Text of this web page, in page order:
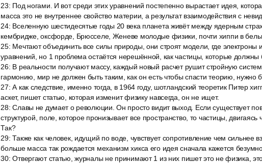
23: Под ногами. И вот среди этих уравнений постепенно вырастает идея,
масса это не внутреннее свойство материи, а результат взаимодействия с
24: Вселенную шестидесятые годы 20 века планета живёт между ядерным
кембридже, оксфорде, Брюсселе, Женеве молодые физики, почти хиппи в
25: Мечтают объединить все силы природы, они строят модели, где электроны
уравнений, но 1 проблема остаётся нерешённой, как частицы, которые должны
26: В реальности получают массу, каждый новый расчет рушит стройную
гармонию, мир не должен быть таким, как он есть чтобы спасти теорию, нужно
27:А как следствие, именно тогда, в 1964 году, шотландский теоретик Питер
аскет, пишет статью, которая изменит физику навсегда, он не ищет.
28:Славы не думает о революции. Он просто видит выход. Если существует
структурой, поле, которое пронизывает все пространство, то частицы, двигаясь
Так?
29:Также как человек, идущий по воде, чувствует сопротивление чем сильнее
больше масса так рождается механизм хикса его идея сначала кажется
30:Отвергают статью, журналы не принимают 1 из них пишет это не физика,